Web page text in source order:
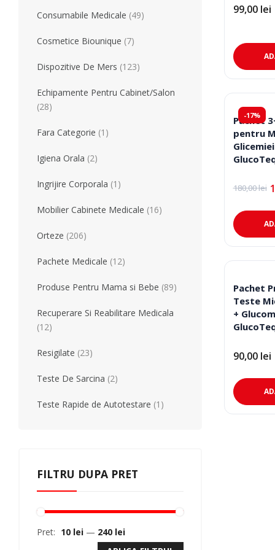
99,00 lei
-17%
Pachet
pentru
180,00lei
Prețul
a
fost:
180,00 lei.
Prețul
este:
150,00
Pachet
Teste
+
90,00 lei
Consumabile Medicale (49)
Cosmetice Biounique (7)
Dispozitive De Mers (123)
Echipamente Pentru Cabinet/Salon
(28)
Fara Categorie (1)
Igiena Orala (2)
Ingrijire Corporala (1)
Mobilier Cabinete Medicale (16)
Orteze (206)
Pachete Medicale (12)
Produse Pentru Mama si Bebe (89)
Recuperare Si Reabilitare Medicala
(12)
Resigilate (23)
Teste De Sarcina (2)
Teste Rapide de Autotestare (1)
FILTRU DUPA PRET
Pret: 10 lei — 240 lei